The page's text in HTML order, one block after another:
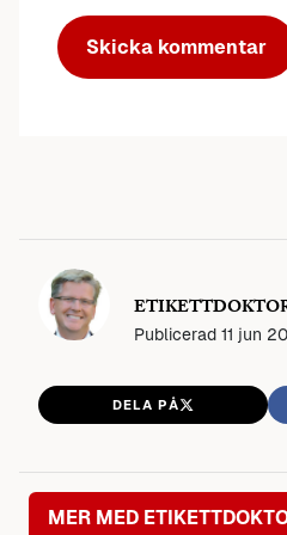
Publicerad 11 jun
DELA PÅ
MER MED